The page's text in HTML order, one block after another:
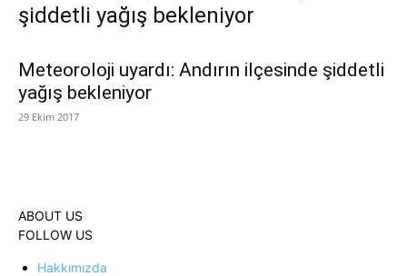
şiddetli yağış bekleniyor
Meteoroloji uyardı: Andırın ilçesinde şiddetli
yağış bekleniyor
29 Ekim 2017
ABOUT US
FOLLOW US
Hakkımızda